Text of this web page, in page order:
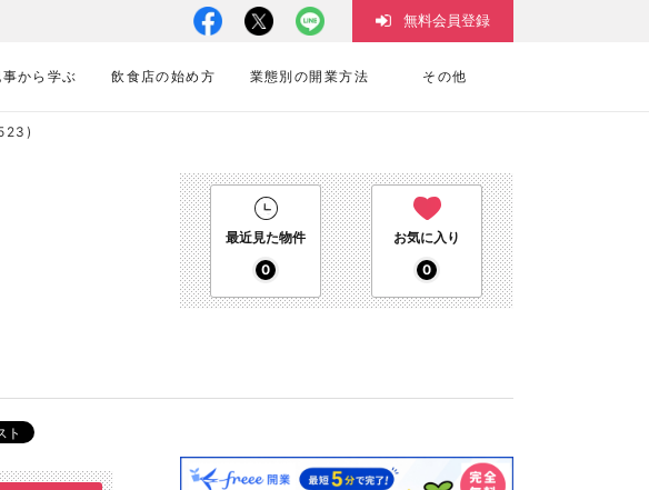
から学ぶ 飲食店の始め方 業態別の開業方法 その他
無料会員登録
最近見た物件
0
お気に入り
0